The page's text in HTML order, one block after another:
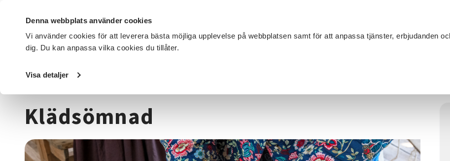
Denna webbplats använder cookies
Vi använder cookies för att leverera bästa möjliga upplevelse på webbplatsen samt för att anpassa tjänster, erbjudanden
dig. Du kan anpassa vilka cookies du tillåter.
Visa detaljer
DET HÄR GÖR VI FÖR DIG SOM SÖK KURSER OCH EVENEMANG
Startsida / Kurser och evenemang
Klädsömnad